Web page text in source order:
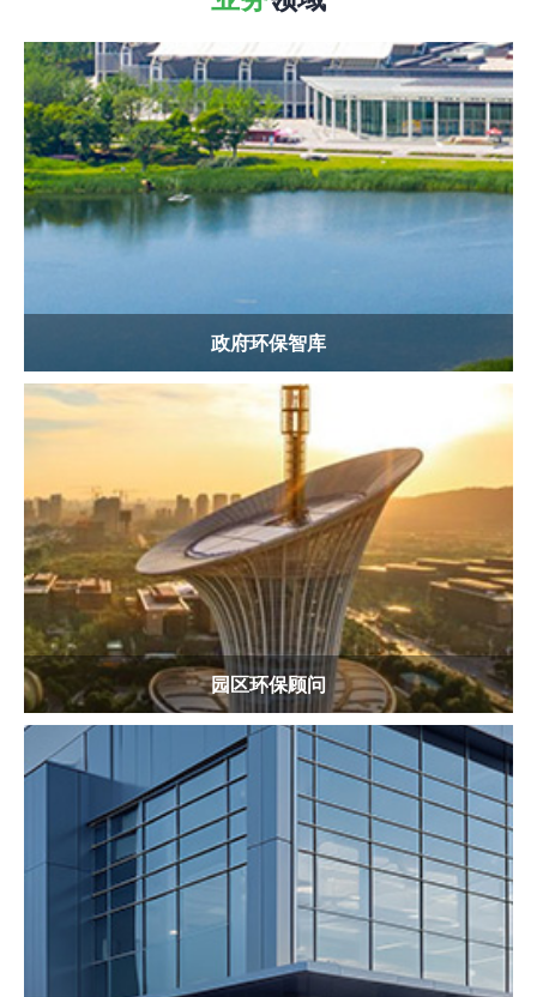
政府环保智库
政府环保智库
协助政府相关部门做好生态环保顶层设计，科学制订环境标准
规范、合理编制环保规划、制定针对性的防治计划及独立客观
查看更多
园区环保顾问
园区环保顾问
为园区从选址筹建到建成运营管理，提供环保技术咨询服务及
相关事务代理，协助完善园区环保管理体系建设...
查看更多
企业环保管家
恪守“客户第一”的服务原则，为广大企业业主给予一站式且可
靠的环保管家服务...
查看更多